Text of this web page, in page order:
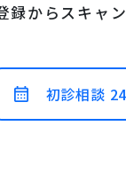
からスキャ
初診相談